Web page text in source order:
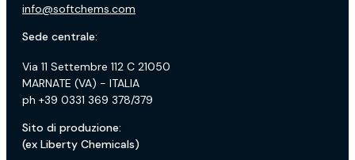
info@softchems.com
Sede centrale:
Via 11 Settembre 112 C 21050
MARNATE (VA) - ITALIA
ph +39 0331 369 378/379
Sito di produzione:
(ex Liberty Chemicals)